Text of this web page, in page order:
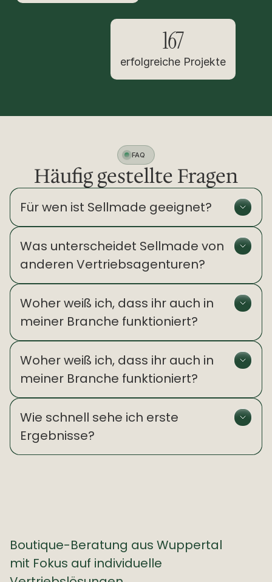
167
erfolgreiche Projekte
FAQ
Häufig gestellte Fragen
Für wen ist Sellmade geeignet?
Was unterscheidet Sellmade von
anderen Vertriebsagenturen?
Woher weiß ich, dass ihr auch in
meiner Branche funktioniert?
Woher weiß ich, dass ihr auch in
meiner Branche funktioniert?
Wie schnell sehe ich erste
Ergebnisse?
Boutique-Beratung aus Wuppertal
mit Fokus auf individuelle